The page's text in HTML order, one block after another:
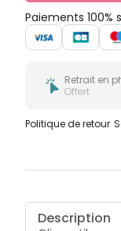
Paiements 100%
Retrait en
Offert
Politique de retour
Description